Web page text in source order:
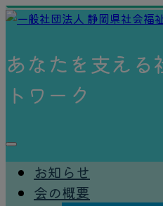
あなたを支える
トワーク
お知らせ
会の概要